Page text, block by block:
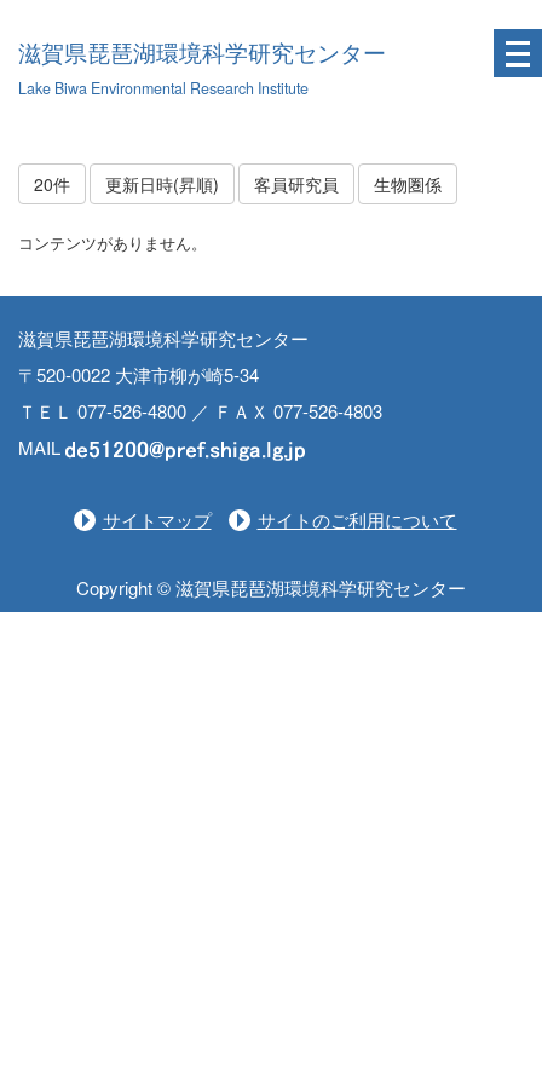
滋賀県琵琶湖環境科学研究センター
Lake Biwa Environmental Research Institute
20件 更新日時(昇順) 客員研究員 生物圏係
コンテンツがありません。
滋賀県琵琶湖環境科学研究センター
〒520-0022 大津市柳が崎5-34
ＴＥＬ 077-526-4800 ／ ＦＡＸ 077-526-4803
MAIL
サイトマップ サイトのご利用について
Copyright © 滋賀県琵琶湖環境科学研究センター